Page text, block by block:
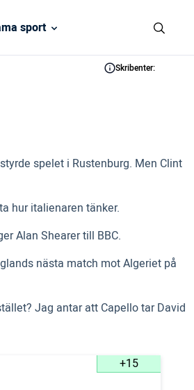
sport
Skribenter:
spelet i Rustenburg. Men Clint
hur italienaren tänker.
Alan Shearer till BBC.
nästa match mot Algeriet på
Jag antar att Capello tar David
+15